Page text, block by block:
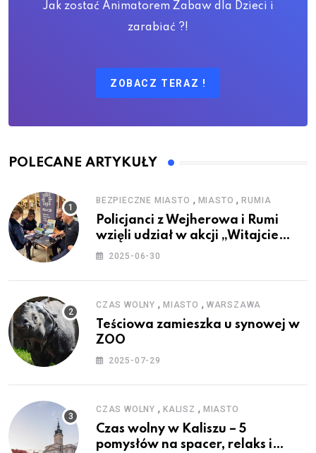
Jak zostać Animatorem Zabaw dla Dzieci i
zarabiać ?!
ZOBACZ TERAZ !
POLECANE ARTYKUŁY
BEZPIECZNE MIASTO , MIASTO ,RUMIA
Policjanci z Wejherowa i Rumi
wzięli udział w akcji „Witajcie
Wakacje”
2025-06-30
CZAS WOLNY , MIASTO , WARSZAWA
Teściowa zamieszka u synowej w
ZOO
2025-07-29
CZAS WOLNY , KALISZ , MIASTO
Czas wolny w Kaliszu – 5
pomysłów na spacer, relaks i